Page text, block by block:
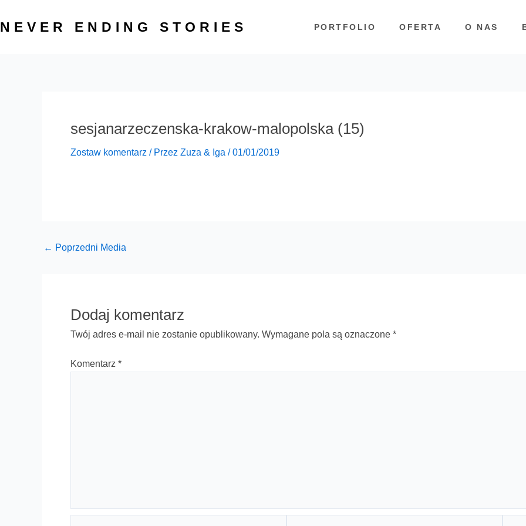
do
NEVER ENDING STORIES PORTFOLIO OFERTA O NAS
sesjanarzeczenska-krakow-malopolska (15)
Zostaw komentarz / Przez Zuza & Iga /01/01/2019
← Poprzedni Media
Dodaj komentarz
Twój adres e-mail nie zostanie opublikowany. Wymagane pola są oznaczone *
Komentarz *